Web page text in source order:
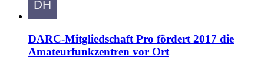
DARC-Mitgliedschaft Pro fördert 2017 die
Amateurfunkzentren vor Ort